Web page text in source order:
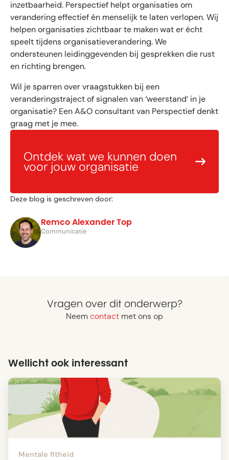
inzetbaarheid. Perspectief helpt organisaties om
verandering effectief én menselijk te laten verlopen. Wij
helpen organisaties zichtbaar te maken wat er écht
speelt tijdens organisatieverandering. We
ondersteunen leidinggevenden bij gesprekken die rust
en richting brengen.
Wil je sparren over vraagstukken bij een
veranderingstraject of signalen van ‘weerstand’ in je
organisatie? Een A&O consultant van Perspectief denkt
graag met je mee.
Ontdek wat we kunnen doen
voor jouw organisatie
Deze blog is geschreven door:
Remco Alexander Top
Communicatie
Vragen over dit onderwerp?
Neem contact met ons op
Wellicht ook interessant
Mentale fitheid